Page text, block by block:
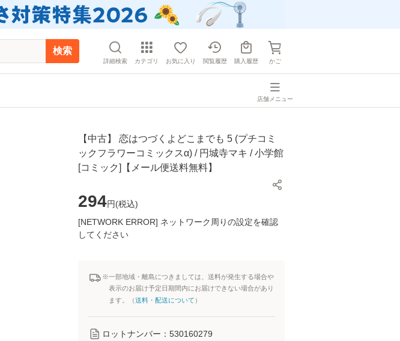
検索
詳細検索 カテゴリ お気に入り 閲覧履歴 購入履歴 かご
店舗メニュー
【中古】 恋はつづくよどこまでも 5 (プチコミ
ックフラワーコミックスα) / 円城寺マキ / 小学館
[コミック]【メール便送料無料】
294円(税込)
[NETWORK ERROR] ネットワーク周りの設定を確認
してください
※一部地域・離島につきましては、送料が発生する場合や
表示のお届け予定日期間内にお届けできない場合があり
ます。（送料・配送について ）
ロットナンバー： 530160279